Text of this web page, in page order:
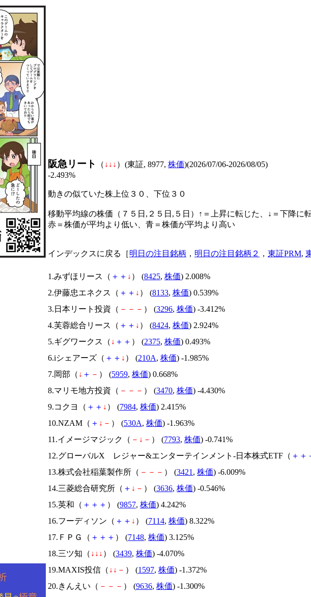
阪急リート （ ↓ ↓ ↓ ）(東証, 8977, 株価)(2026/07/06-2026/08/05)
-2.493%
動きの似ていた株上位３０、下位３０
移動平均線の株価（７５日,２５日,５日）↑＝上昇に転じた、↓＝下降に
赤＝株価が平均より低い、青＝株価が平均より高い
インデックスに戻る［明日の注目銘柄 ， 明日の注目銘柄２ ， 東証PRM,
1.みずほリース（ ＋ ＋ ↓ ） (8425, 株価) 2.008%
2.伊藤忠エネクス（ ＋ ＋ ↓ ） (8133, 株価) 0.539%
3.日本リート投資（ － － － ） (3296, 株価) -3.412%
4.芙蓉総合リース（ ＋ ＋ ↓ ） (8424, 株価) 2.924%
5.ギグワークス（ ↓ ＋ ＋ ） (2375, 株価) 0.493%
6.iシェアーズ（ ＋ ＋ ↓ ） (210A, 株価) -1.985%
7.岡部（ ↓ ＋ － ） (5959, 株価) 0.668%
8.マリモ地方投資（ － － － ） (3470, 株価) -4.430%
9.コクヨ（ ＋ ＋ ↓ ） (7984, 株価) 2.415%
10.NZAM（ ＋ ↓ － ） (530A, 株価) -1.963%
11.イメージマジック（ － ↓ － ） (7793, 株価) -0.741%
12.グローバルX レジャー&エンターテインメント-日本株式ETF（ ＋ ＋
13.株式会社稲葉製作所（ － － － ） (3421 , 株価) -6.009%
14.三菱総合研究所（ ＋ ↓ － ） (3636, 株価) -0.546%
15.英和（ ＋ ＋ ＋ ） (9857, 株価) 4.242%
16.フーディソン（ ＋ ＋ ↓ ） (7114, 株価) 8.322%
17.ＦＰＧ（ ＋ ＋ ＋ ） (7148, 株価) 3.125%
18.三ツ知（ ↓ ↓ ↓ ） (3439, 株価) -4.070%
19.MAXIS投信（ ↓ ↓ － ） (1597, 株価) -1.372%
20.きんえい（ － － － ） (9636, 株価) -1.300%